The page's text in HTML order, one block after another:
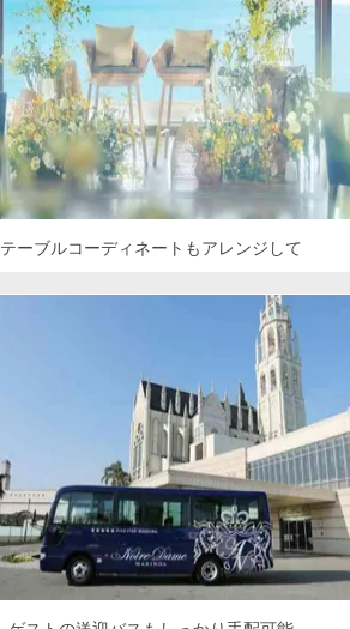
テーブルコーディネートもアレンジして